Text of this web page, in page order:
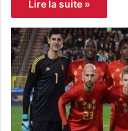
Lire la suite »